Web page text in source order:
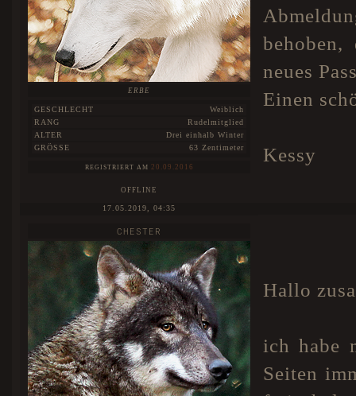
ERBE
GESCHLECHT
Weiblich
RANG
Rudelmitglied
ALTER
Drei einhalb Winter
GRÖSSE
63 Zentimeter
REGISTRIERT AM 20.09.2016
OFFLINE
neues
Einen
Kessy
17.05.2019, 04:35
CHESTER
Hallo
ich habe
Seiten